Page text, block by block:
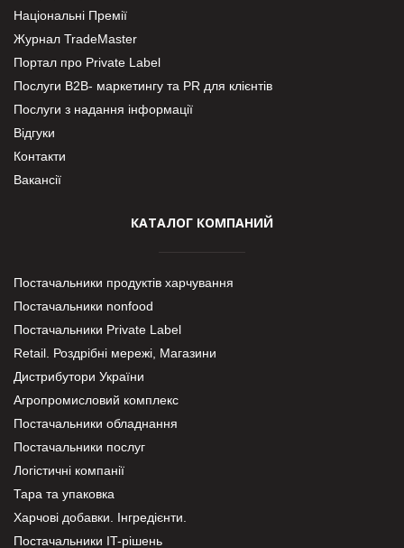
Національні Премії
Журнал TradeMaster
Портал про Private Label
Послуги В2В- маркетингу та PR для клієнтів
Послуги з надання інформації
Відгуки
Контакти
Вакансії
КАТАЛОГ КОМПАНИЙ
Постачальники продуктів харчування
Постачальники nonfood
Постачальники Private Label
Retail. Роздрібні мережі, Магазини
Дистрибутори України
Агропромисловий комплекс
Постачальники обладнання
Постачальники послуг
Логістичні компанії
Тара та упаковка
Харчові добавки. Інгредієнти.
Постачальники IT-рішень